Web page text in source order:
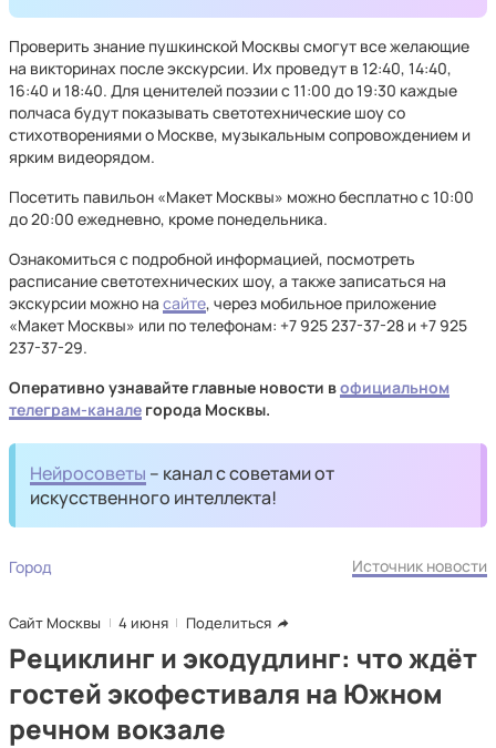
Проверить знание пушкинской Москвы смогут все желающие
на викторинах после экскурсии. Их проведут в 12:40, 14:40,
16:40 и 18:40. Для ценителей поэзии с 11:00 до 19:30 каждые
полчаса будут показывать светотехнические шоу со
стихотворениями о Москве, музыкальным сопровождением и
ярким видеорядом.
Посетить павильон «Макет Москвы» можно бесплатно с 10:00
до 20:00 ежедневно, кроме понедельника.
Ознакомиться с подробной информацией, посмотреть
расписание светотехнических шоу, а также записаться на
экскурсии можно на сайте, через мобильное приложение
«Макет Москвы» или по телефонам: +7 925 237-37-28 и +7 925
237-37-29.
Оперативно узнавайте главные новости вофициальном
телеграм-канале города Москвы.
Нейросоветы – канал с советами от
искусственного интеллекта!
Город Источник новости
Сайт Москвы 4 июня Поделиться
Рециклинг и экодудлинг: что ждёт
гостей экофестиваля на Южном
речном вокзале